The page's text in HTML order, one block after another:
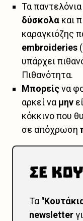
Τα
δύσκολα και
καραγκιόζης
embroideries
υπάρχει
Πιθανότητα.
Μπορείςνα
αρκεί να μην
κόκκινο που
σε απόχρωση
Τα
newsletter